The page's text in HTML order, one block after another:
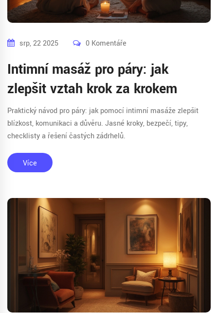
srp, 22 2025 0 Komentáře
Intimní masáž pro páry: jak
zlepšit vztah krok za krokem
Praktický návod pro páry: jak pomocí intimní masáže zlepšit
blízkost, komunikaci a důvěru. Jasné kroky, bezpečí, tipy,
checklisty a řešení častých zádrhelů.
Více